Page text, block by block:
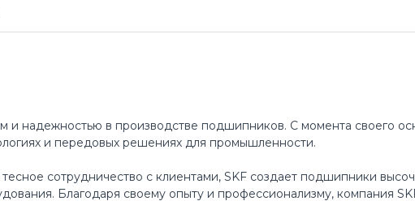
и надежностью в производстве подшипников. С момента своего
и передовых решениях для промышленности.
сотрудничество с клиентами, SKF создает подшипники
Благодаря своему опыту и профессионализму, компания